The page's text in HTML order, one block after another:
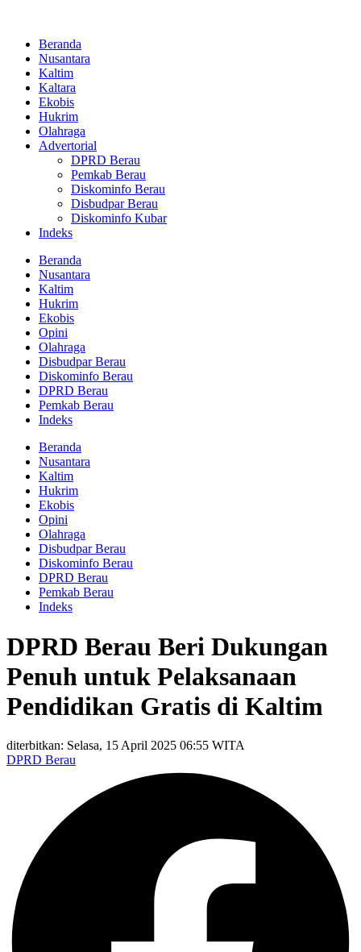
Beranda
Nusantara
Kaltim
Kaltara
Ekobis
Hukrim
Olahraga
Advertorial
DPRD Berau
Pemkab Berau
Diskominfo Berau
Disbudpar Berau
Diskominfo Kubar
Indeks
Beranda
Nusantara
Kaltim
Hukrim
Ekobis
Opini
Olahraga
Disbudpar Berau
Diskominfo Berau
DPRD Berau
Pemkab Berau
Indeks
Beranda
Nusantara
Kaltim
Hukrim
Ekobis
Opini
Olahraga
Disbudpar Berau
Diskominfo Berau
DPRD Berau
Pemkab Berau
Indeks
DPRD Berau Beri Dukungan
Penuh untuk Pelaksanaan
Pendidikan Gratis di Kaltim
diterbitkan: Selasa, 15 April 2025 06:55 WITA
DPRD Berau